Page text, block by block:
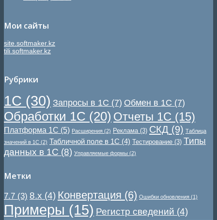
Мои сайты
site.softmaker.kz
tili.softmaker.kz
Рубрики
1С (30) Запросы в 1С (7) Обмен в 1С (7)
Обработки 1С (20) Отчеты 1С (15)
Платформа 1С (5) Расширения (2) Реклама(3) СКД (9) Таблица
значений в 1С (2) Табличной поле в 1С (4) Тестирование (3) Типы
данных в 1С (8) Управляемые формы (2)
Метки
7.7 (3) 8.x (4) Конвертация (6) Ошибки обновления (1)
Примеры (15) Регистр сведений (4)